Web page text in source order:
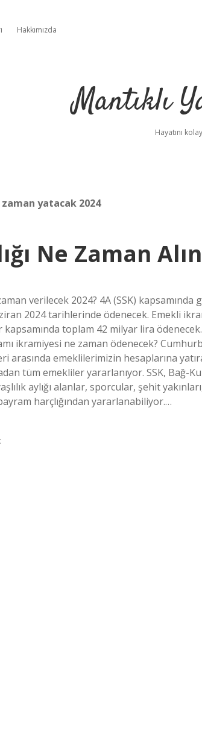
Hakkımızda
Mantıklı
Hayatını
yatacak 2024
Ne Zaman
verilecek 2024? 4A (SSK) kapsamında
2024 tarihlerinde ödenecek. Emekli
kapsamında toplam 42 milyar lira
ikramiyesi ne zaman ödenecek?
emeklilerimizin hesaplarına
tüm emekliler yararlanıyor. SSK, Bağ-
aylığı alanlar, sporcular, şehit
harçlığından yararlanabiliyor.…